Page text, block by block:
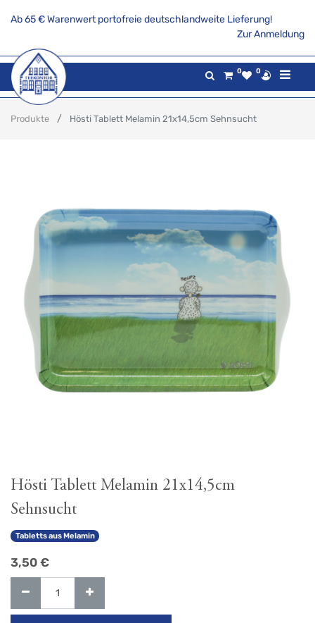
Ab 65 € Warenwert portofreie deutschlandweite Lieferung!
Zur Anmeldung
0 0
Produkte Hösti Tablett Melamin 21x14,5cm Sehnsucht
Hösti Tablett Melamin 21x14,5cm
Sehnsucht
Tabletts aus Melamin
3,50 €